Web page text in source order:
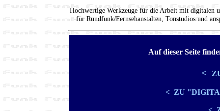
Hochwertige Werkzeuge für die Arbeit mit digitalen
für Rundfunk/Fernsehanstalten, Tonstudios und
Auf dieser Seite
<
< ZU "